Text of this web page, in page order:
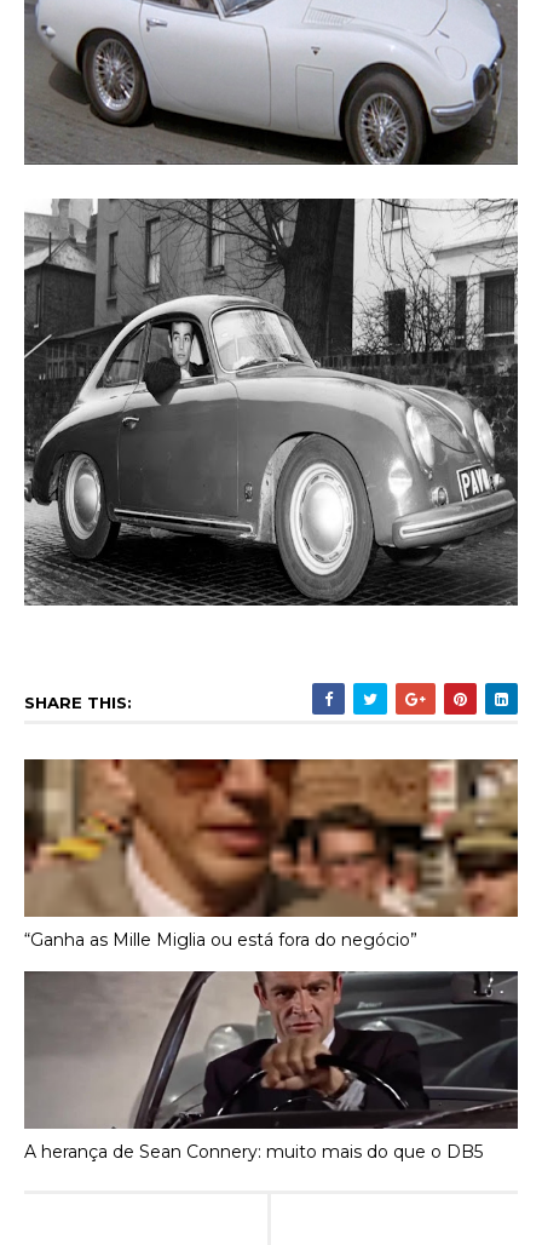
SHARE THIS:
“Ganha as Mille Miglia ou está fora do negócio”
A herança de Sean Connery: muito mais do que o DB5